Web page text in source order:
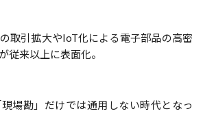
取引拡大やIoT化による電子部品の高密
従来以上に表面化。
場勘」だけでは通用しない時代となっ